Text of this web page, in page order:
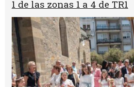
1 de las zonas 1 a 4 de TR1